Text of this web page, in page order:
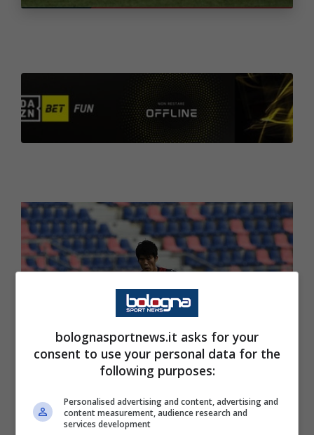
bolognasportnews.it asks for your
consent to use your personal data for the
following purposes:
Personalised advertising and content, advertising and
content measurement, audience research and
services development